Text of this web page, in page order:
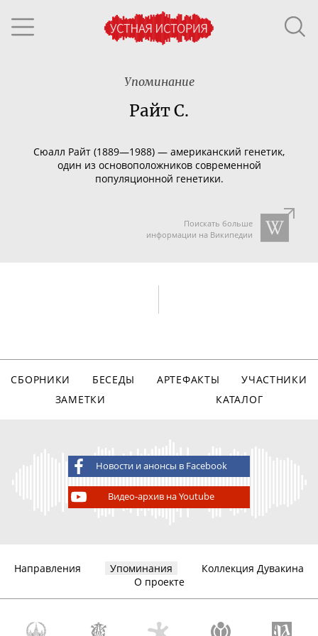
Упоминание
Райт С.
Сюалл Райт (1889—1988) — американский генетик,
один из основоположников современной
популяционной генетики.
Поискать больше
информации на Википедии
СБОРНИКИ БЕСЕДЫ АРТЕФАКТЫ
УЧАСТНИКИ
ЗАМЕТКИ
КАТАЛОГ
Новости и анонсы в Facebook
Видео-архив на Youtube
Направления Упоминания
Коллекция Дувакина
О проекте